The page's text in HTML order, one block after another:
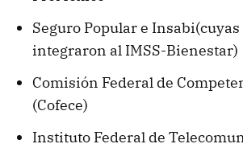
Seguro Popular e
integraron al IMSS-Bienestar)
Comisión Federal de
(Cofece)
Instituto Federal de